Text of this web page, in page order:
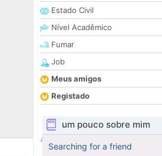
Estado Civil
Nível Acadêmico
Fumar
Job
Meus amigos
Registado
um pouco sobre mim
Searching for a friend